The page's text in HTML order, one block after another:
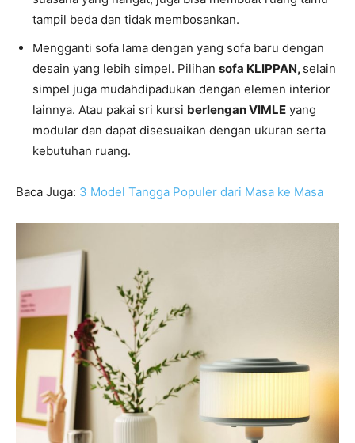
tampil beda dan tidak membosankan.
Mengganti sofa lama dengan yang sofa baru dengan
desain yang lebih simpel. Pilihan sofa KLIPPAN, selain
simpel juga mudahdipadukan dengan elemen interior
lainnya. Atau pakai sri kursi berlengan VIMLE yang
modular dan dapat disesuaikan dengan ukuran serta
kebutuhan ruang.
Baca Juga: 3 Model Tangga Populer dari Masa ke Masa